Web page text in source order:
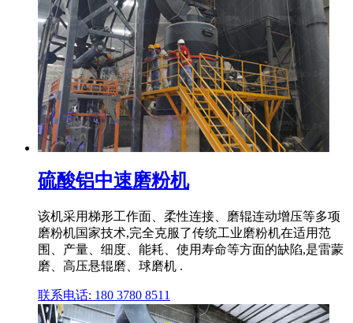
硫酸铝中速磨粉机
该机采用梯形工作面、柔性连接、磨辊连动增压等多项
磨粉机国家技术,完全克服了传统工业磨粉机在适用范
围、产量、细度、能耗、使用寿命等方面的缺陷,是雷蒙
磨、高压悬辊磨、球磨机 .
联系电话: 180 3780 8511